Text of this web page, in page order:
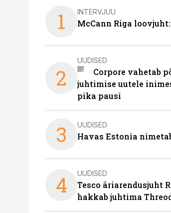
1 INTERVJUU
McCann Riga
2
UUDISED
Corpore vahetab
juhtimise uutele
pika pausi
3 UUDISED
Havas Estonia
4 UUDISED
Tesco äriarendusjuht
hakkab juhtima